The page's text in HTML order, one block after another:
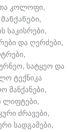
კოლოფი,
საკისრები,
და ღერძები,
სატყეო და
ტექნიკა
მანქანები,
ლიფტები,
ძრავები,
სადგამები,